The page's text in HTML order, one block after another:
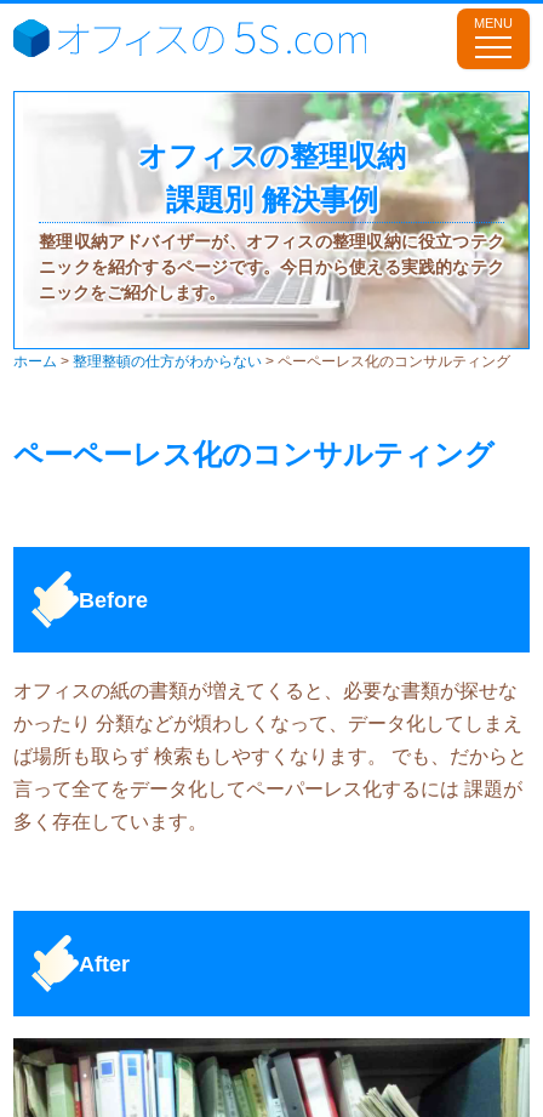
オフィスの整理収納
課題別 解決事例
整理収納アドバイザーが、オフィスの整理収納に役立つテク
ニックを紹介するページです。今日から使える実践的なテク
ニックをご紹介します。
ホーム >整理整頓の仕方がわからない >ペーペーレス化のコンサルティング
ペーペーレス化のコンサルティング
Before
オフィスの紙の書類が増えてくると、必要な書類が探せな
かったり 分類などが煩わしくなって、データ化してしまえ
ば場所も取らず 検索もしやすくなります。 でも、だからと
言って全てをデータ化してペーパーレス化するには 課題が
多く存在しています。
After